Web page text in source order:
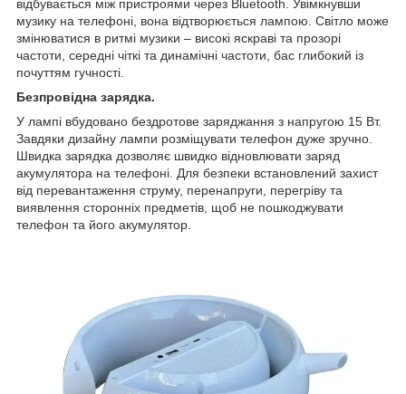
відбувається між пристроями через Bluetooth. Увімкнувши
музику на телефоні, вона відтворюється лампою. Світло може
змінюватися в ритмі музики – високі яскраві та прозорі
частоти, середні чіткі та динамічні частоти, бас глибокий із
почуттям гучності.
Безпровідна зарядка.
У лампі вбудовано бездротове заряджання з напругою 15 Вт.
Завдяки дизайну лампи розміщувати телефон дуже зручно.
Швидка зарядка дозволяє швидко відновлювати заряд
акумулятора на телефоні. Для безпеки встановлений захист
від перевантаження струму, перенапруги, перегріву та
виявлення сторонніх предметів, щоб не пошкоджувати
телефон та його акумулятор.